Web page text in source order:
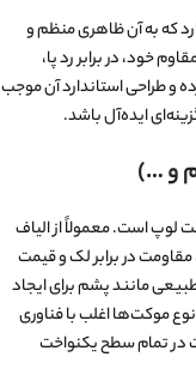
که به آن ظاهری منظم و
خود، در برابر رد پا،
و طراحی استاندارد آن موجب
ایده‌آل باشد.
و …)
لوپ است. معمولاً از الیاف
مقاومت در برابر لک و قیمت
مانند پشم برای ایجاد
موکت‌ها اغلب با فناوری
در تمام سطح یکنواخت